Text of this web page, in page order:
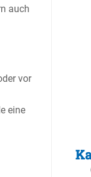
auch
vor
eine